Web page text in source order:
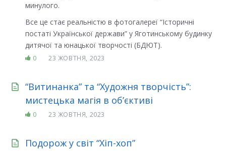
минулого.
Все це стає реальністю в фотогалереї “Історичні
постаті Української держави” у Яготинському будинку
дитячої та юнацької творчості (БДЮТ).
0 23 ЖОВТНЯ, 2023
“Витинанка” та “Художня творчість”:
мистецька магія в об’єктиві
0 23 ЖОВТНЯ, 2023
Подорож у світ “Хіп-хоп”